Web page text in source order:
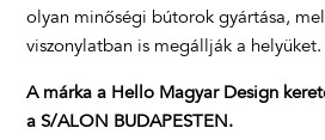
olyan minőségi bútorok gyártása,
viszonylatban is megállják a helyüket.
A márka a Hello Magyar Design
a S/ALON BUDAPESTEN.